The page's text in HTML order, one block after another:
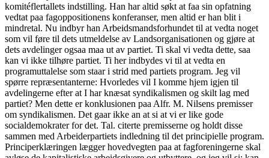
komitéflertallets indstilling. Han har altid søkt at faa sin opfatning
vedtat paa fagoppositionens konferanser, men altid er han blit i
mindretal. Nu indbyr han Arbeidsmandsforhundet til at vedta noget
som vil føre til dets utmeldelse av Landsorganisationen og gjøre at
dets avdelinger ogsaa maa ut av partiet. Ti skal vi vedta dette, saa
kan vi ikke tilhøre partiet. Ti her indbydes vi til at vedta en
programuttalelse som staar i strid med partiets program. Jeg vil
spørre repræsentanterne: Hvorledes vil I komme hjem igjen til
avdelingerne efter at I har knæsat syndikalismen og skilt lag med
partiet? Men dette er konklusionen paa Alfr. M. Nilsens premisser
om syndikalismen. Det gaar ikke an at si at vi er like gode
socialdemokrater for det. Tal. citerte premisserne og holdt disse
sammen med Arbeiderpartiets indledning til det principielle program.
Principerklæringen lægger hovedvegten paa at fagforeningerne skal